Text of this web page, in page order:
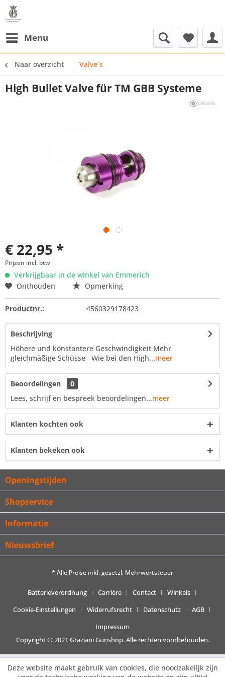
Menu
Naar overzicht Valve´s
High Bullet Valve für TM GBB Systeme
€ 22,95 *
Prijzen incl. btw
Verkrijgbaar in de winkel van Emmerich
Onthouden
Opmerking
Productnr.: 4560329178423
Beschrijving
Höhere und konstantere Geschwindigkeit Mehr
gleichmäßige Schüsse Wie bei den High...meer
Beoordelingen
0
Lees, schrijf en bespreek beoordelingen...meer
Klanten kochten ook
Klanten bekeken ook
Openingstijden
Shopservice
Informatie
Nieuwsbrief
* Alle Preise inkl. gesetzl. Mehrwertsteuer
Batterieverordnung Carrière Contact
Winkels
Cookie-Einstellungen
Widerrufsrecht Datenschutz
AGB
Impressum
Copyright © 2021 Graziani Gunshop. Alle rechten voorbehouden.
Deze website maakt gebruik van cookies, die noodzakelijk zijn